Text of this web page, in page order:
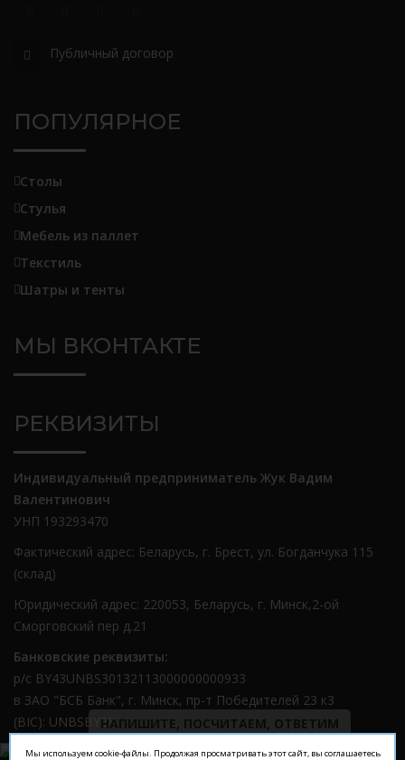
Публичный договор
ПОПУЛЯРНОЕ
Столы
Стулья
Мебель из паллет
Текстиль
Шатры и тенты
МЫ ВКОНТАКТЕ
РЕКВИЗИТЫ
Индивидуальный предприниматель Жук Вадим
Валентинович
УНП 193293470
Фактический адрес: Беларусь, г. Брест, ул. Богданчука 115
(склад)
Юридический адрес: 220053, Беларусь, г. Минск,2-ой
Сморговский пер д.21
Банковские реквизиты:
р/с BY43UNBS30132113000000000933
в ЗАО "БСБ Банк", г. Минск, пр-т Победителей 23 к3
(BIC): UNBSBY2XНАПИШИТЕ, ПОСЧИТАЕМ, ОТВЕТИМ
Мы используем cookie-файлы. Продолжая просматривать этот сайт, вы соглашаетесь